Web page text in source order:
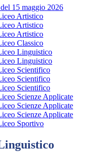
15 maggio 2026
Artistico
Artistico
Artistico
Classico
Linguistico
Linguistico
Scientifico
Scientifico
Scientifico
Scienze Applicate
Scienze Applicate
Scienze Applicate
Sportivo